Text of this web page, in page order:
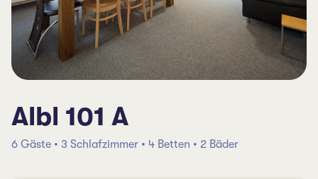
Albl 101 A
6 Gäste • 3 Schlafzimmer • 4 Betten • 2 Bäder